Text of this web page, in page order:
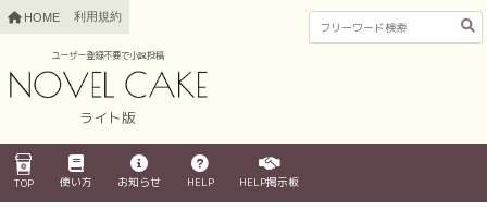
HOME 利用規約
ユーザー登録不要で小説投稿
ライト版
TOP 使い方 お知らせ HELP HELP掲示板